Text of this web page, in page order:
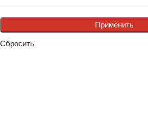
Применить
Сбросить